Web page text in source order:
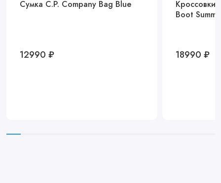
Сумка C.P. Company Bag Blue
12990 ₽
Кроссовки
Boot
18990 ₽